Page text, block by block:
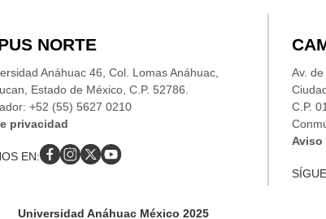
NORTE
Anáhuac 46, Col. Lomas Anáhuac,
Estado de México, C.P. 52786.
+52 (55) 5627 0210
privacidad
EN:
Av.
C.P.
Aviso
Universidad Anáhuac México 2025